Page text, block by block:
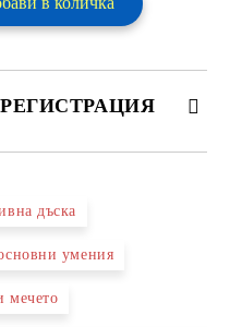
дъска
умения
мечето